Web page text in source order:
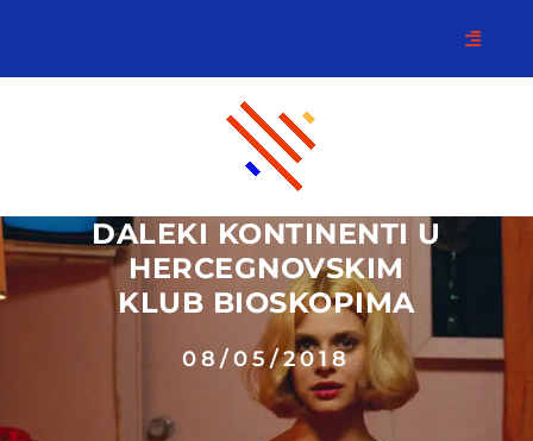
DALEKI KONTINENTI U
HERCEGNOVSKIM
KLUB BIOSKOPIMA
08/05/2018